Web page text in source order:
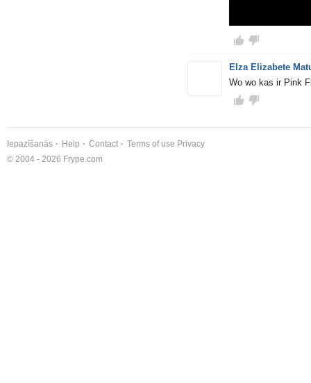
Elza Elizabete
Wo wo kas ir Pink
Iepazīšanās Help Contact Terms of use Privacy
© 2004 - 2026 Frype.com